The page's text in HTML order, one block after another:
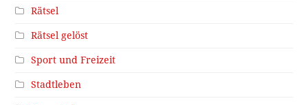
Rätsel
Rätsel gelöst
Sport und Freizeit
Stadtleben